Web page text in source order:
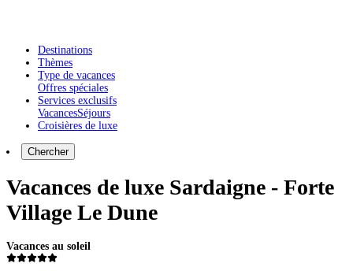
Destinations
Thèmes
Type de vacances
Offres spéciales
Services exclusifs
VacancesSéjours
Croisières de luxe
Chercher
Vacances de luxe Sardaigne - Forte
Village Le Dune
Vacances au soleil